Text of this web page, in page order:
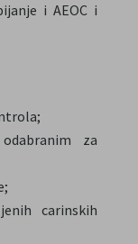
i AEOC i
za
carinskih